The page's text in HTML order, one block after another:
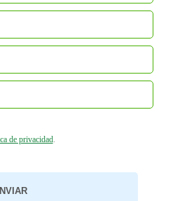
de privacidad.